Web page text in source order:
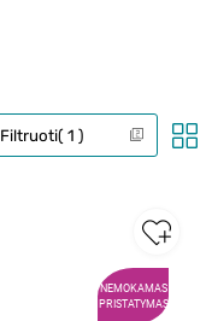
Filtruoti 1
NEMOKAMAS
PRISTATYMAS